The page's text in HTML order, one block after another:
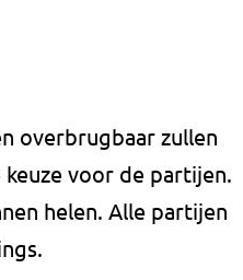
overbrugbaar zullen
voor de partijen.
helen. Alle partijen